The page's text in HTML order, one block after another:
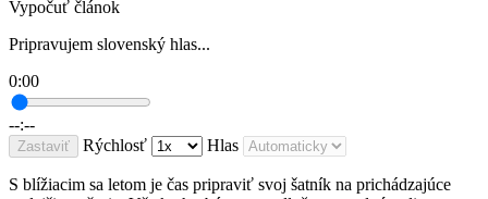
Vypočuť článok
Pripravujem slovenský hlas...
0:00
--:--
Zastaviť Rýchlosť Hlas
S blížiacim sa letom je čas pripraviť svoj šatník na prichádzajúce